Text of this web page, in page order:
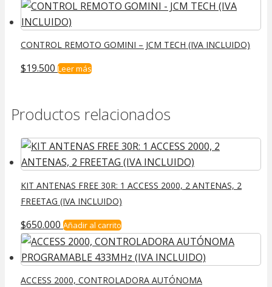
CONTROL REMOTO GOMINI – JCM TECH (IVA INCLUIDO)
$19.500 Leer más
Productos relacionados
KIT ANTENAS FREE 30R: 1 ACCESS 2000, 2 ANTENAS, 2
FREETAG (IVA INCLUIDO)
$650.000 Añadir al carrito
ACCESS 2000, CONTROLADORA AUTÓNOMA